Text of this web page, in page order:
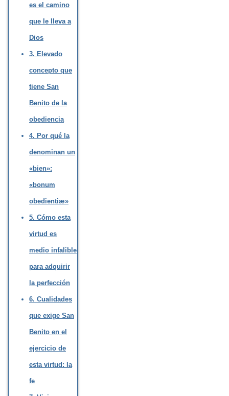
es el camino
que le lleva a
Dios
3. Elevado
concepto que
tiene San
Benito de la
obediencia
4. Por qué la
denominan un
«bien»:
«bonum
obedientiæ»
5. Cómo esta
virtud es
medio infalible
para adquirir
la perfección
6. Cualidades
que exige San
Benito en el
ejercicio de
esta virtud: la
fe